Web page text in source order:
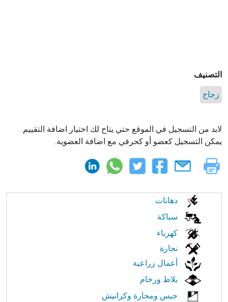
التصنيف
زجاج
لابد من التسجيل في الموقع حتي يتاح لك اختيار اضافة التقييم.
يمكن التسجيل كعضو أو كحرفي مع اضافة العضوية.
الابحار
النت
دهانات
سباكة
كهرباء
نجارة
أعمال زراعية
بلاط ورخام
جبس ومحارة وكرانيش